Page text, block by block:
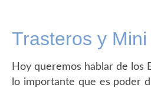
Trasteros y
Hoy queremos hablar de los
lo importante que es poder